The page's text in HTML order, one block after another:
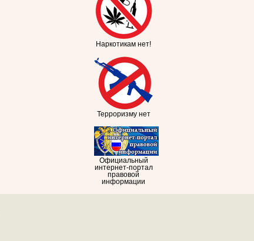
Наркотикам нет!
Терроризму нет
Официальный
интернет-портал
правовой
информации